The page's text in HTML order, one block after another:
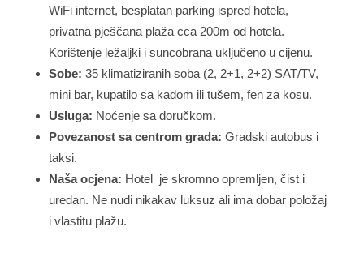
WiFi internet, besplatan parking ispred hotela,
privatna pješčana plaža cca 200m od hotela.
Korištenje ležaljki i suncobrana uključeno u cijenu.
Sobe: 35 klimatiziranih soba (2, 2+1, 2+2) SAT/TV,
mini bar, kupatilo sa kadom ili tušem, fen za kosu.
Usluga: Noćenje sa doručkom.
Povezanost sa centrom grada: Gradski autobus i
taksi.
Naša ocjena: Hotel je skromno opremljen, čist i
uredan. Ne nudi nikakav luksuz ali ima dobar položaj
i vlastitu plažu.